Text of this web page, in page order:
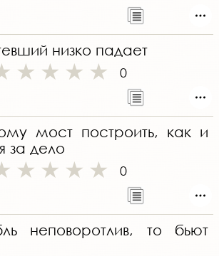
низко падает
0
мост построить, как и
за дело
0
неповоротлив, то бьют